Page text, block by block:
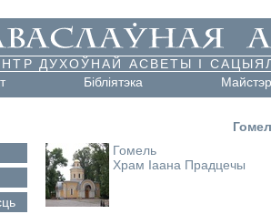
ДУХОЎНАЙ АСВЕТЫ І
Бібліятэка
Гомель
Храм Іаана Прадцечы